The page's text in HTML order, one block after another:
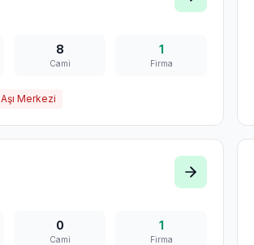
8
Cami
1
Firma
Aşı Merkezi
0
Cami
1
Firma